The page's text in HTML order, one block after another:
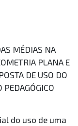
MÉDIAS NA
PLANA E
DE USO DO
PEDAGÓGICO
do uso de uma